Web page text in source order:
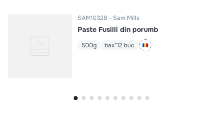
SAM10328 Sam Mills
Paste Fusilli din porumb
500g bax*12 buc